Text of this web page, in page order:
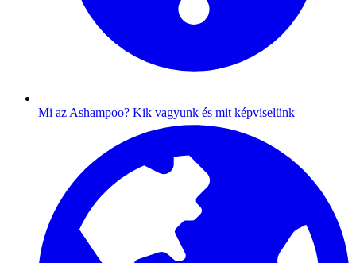
Mi az Ashampoo? Kik vagyunk és mit képviselünk